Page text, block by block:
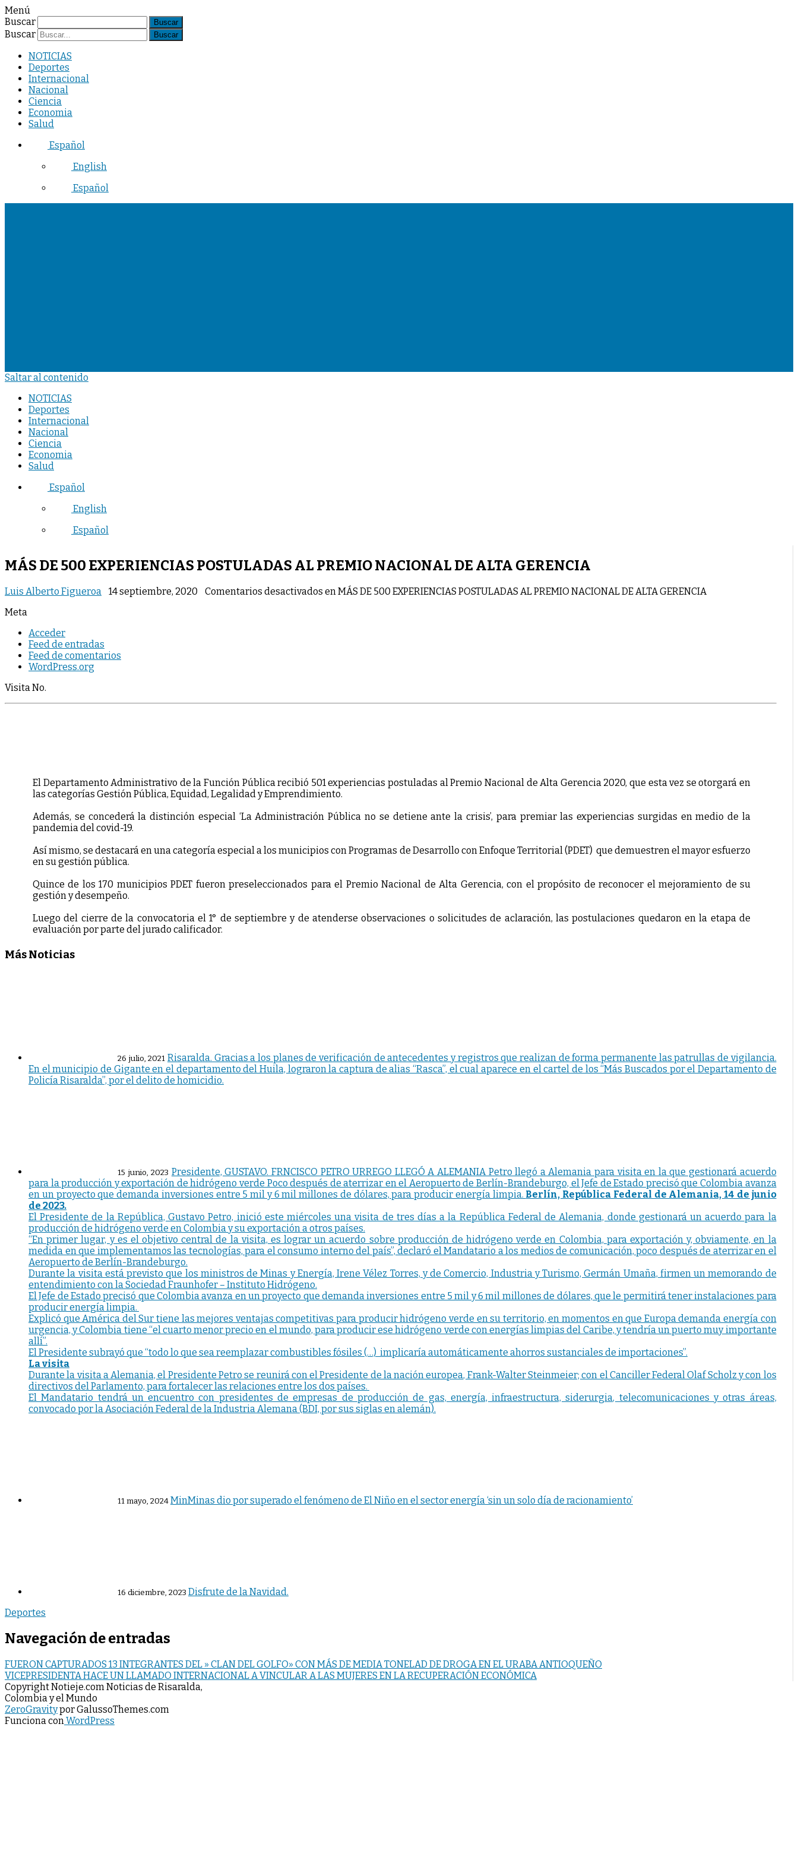
Menú
Buscar
Buscar
NOTICIAS
Deportes
Internacional
Nacional
Ciencia
Economia
Salud
Español
English
Español
Saltar al contenido
NOTICIAS
Deportes
Internacional
Nacional
Ciencia
Economia
Salud
Español
English
Español
MÁS DE 500 EXPERIENCIAS POSTULADAS AL PREMIO NACIONAL DE ALTA GERENCIA
Luis Alberto Figueroa 14 septiembre, 2020 Comentarios desactivados en MÁS DE 500 EXPERIENCIAS POSTULADAS AL PREMIO NACIONAL DE ALTA GERENCIA
Meta
Acceder
Feed de entradas
Feed de comentarios
WordPress.org
Visita No.
El Departamento Administrativo de la Función Pública recibió 501 experiencias postuladas al Premio Nacional de Alta Gerencia 2020, que esta vez se otorgará en
las categorías Gestión Pública, Equidad, Legalidad y Emprendimiento.
Además, se concederá la distinción especial ‘La Administración Pública no se detiene ante la crisis’, para premiar las experiencias surgidas en medio de la
pandemia del covid-19.
Así mismo, se destacará en una categoría especial a los municipios con Programas de Desarrollo con Enfoque Territorial (PDET) que demuestren el mayor esfuerzo
en su gestión pública.
Quince de los 170 municipios PDET fueron preseleccionados para el Premio Nacional de Alta Gerencia, con el propósito de reconocer el mejoramiento de su
gestión y desempeño.
Luego del cierre de la convocatoria el 1° de septiembre y de atenderse observaciones o solicitudes de aclaración, las postulaciones quedaron en la etapa de
evaluación por parte del jurado calificador.
Más Noticias
26 julio, 2021 Risaralda. Gracias a los planes de verificación de antecedentes y registros que realizan de forma permanente las patrullas de vigilancia.
En el municipio de Gigante en el departamento del Huila, lograron la captura de alias “Rasca”, el cual aparece en el cartel de los “Más Buscados por el Departamento de
Policía Risaralda”, por el delito de homicidio.
15 junio, 2023 Presidente, GUSTAVO. FRNCISCO PETRO URREGO LLEGÓ A ALEMANIA Petro llegó a Alemania para visita en la que gestionará acuerdo
para la producción y exportación de hidrógeno verde Poco después de aterrizar en el Aeropuerto de Berlín-Brandeburgo, el Jefe de Estado precisó que Colombia avanza
en un proyecto que demanda inversiones entre 5 mil y 6 mil millones de dólares, para producir energía limpia. Berlín, República Federal de Alemania, 14 de junio
de 2023.
El Presidente de la República, Gustavo Petro, inició este miércoles una visita de tres días a la República Federal de Alemania, donde gestionará un acuerdo para la
producción de hidrógeno verde en Colombia y su exportación a otros países.
“En primer lugar, y es el objetivo central de la visita, es lograr un acuerdo sobre producción de hidrógeno verde en Colombia, para exportación y, obviamente, en la
medida en que implementamos las tecnologías, para el consumo interno del país”, declaró el Mandatario a los medios de comunicación, poco después de aterrizar en el
Aeropuerto de Berlín-Brandeburgo.
Durante la visita está previsto que los ministros de Minas y Energía, Irene Vélez Torres, y de Comercio, Industria y Turismo, Germán Umaña, firmen un memorando de
entendimiento con la Sociedad Fraunhofer – Instituto Hidrógeno.
El Jefe de Estado precisó que Colombia avanza en un proyecto que demanda inversiones entre 5 mil y 6 mil millones de dólares, que le permitirá tener instalaciones para
producir energía limpia.
Explicó que América del Sur tiene las mejores ventajas competitivas para producir hidrógeno verde en su territorio, en momentos en que Europa demanda energía con
urgencia, y Colombia tiene “el cuarto menor precio en el mundo, para producir ese hidrógeno verde con energías limpias del Caribe, y tendría un puerto muy importante
allí”.
El Presidente subrayó que “todo lo que sea reemplazar combustibles fósiles (…) implicaría automáticamente ahorros sustanciales de importaciones”.
La visita
Durante la visita a Alemania, el Presidente Petro se reunirá con el Presidente de la nación europea, Frank-Walter Steinmeier; con el Canciller Federal Olaf Scholz y con los
directivos del Parlamento, para fortalecer las relaciones entre los dos países.
El Mandatario tendrá un encuentro con presidentes de empresas de producción de gas, energía, infraestructura, siderurgia, telecomunicaciones y otras áreas,
convocado por la Asociación Federal de la Industria Alemana (BDI, por sus siglas en alemán).
11 mayo, 2024MinMinas dio por superado el fenómeno de El Niño en el sector energía ‘sin un solo día de racionamiento’
16 diciembre, 2023 Disfrute de la Navidad.
Deportes
Navegación de entradas
FUERON CAPTURADOS 13 INTEGRANTES DEL » CLAN DEL GOLFO» CON MÁS DE MEDIA TONELAD DE DROGA EN EL URABA ANTIOQUEÑO
VICEPRESIDENTA HACE UN LLAMADO INTERNACIONAL A VINCULAR A LAS MUJERES EN LA RECUPERACIÓN ECONÓMICA
Copyright Notieje.com Noticias de Risaralda,
Colombia y el Mundo
ZeroGravitypor GalussoThemes.com
Funciona conWordPress